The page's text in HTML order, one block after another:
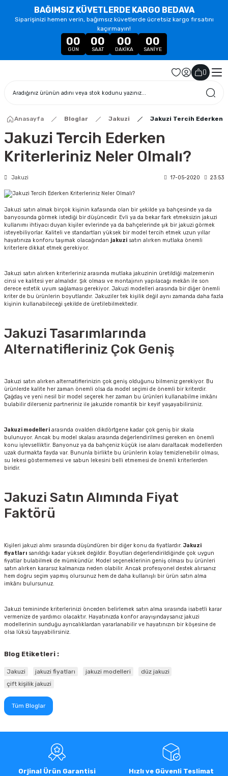
BAĞIMSIZ KÜVETLERDE KARGO BEDAVA
Siparişinizi hemen verin, bağımsız küvetlerde ücretsiz kargo fırsatını
kaçırmayın!
00
GÜN
00
SAAT
00
DAKIKA
00
SANIYE
()
Anasayfa Bloglar Jakuzi Jakuzi Tercih Ederken
Jakuzi Tercih Ederken
Kriterleriniz Neler Olmalı?
Jakuzi 17-05-2020 23:53
Jakuzi satın almak birçok kişinin kafasında olan bir şekilde ya bahçesinde ya da
banyosunda görmek istediği bir düşüncedir. Evli ya da bekar fark etmeksizin jakuzi
kullanımı ihtiyacı duyan kişiler evlerinde ya da bahçelerinde şık bir jakuzi görmek
isteyebiliyorlar. Kaliteli ve standartları yüksek bir model tercih etmek uzun yıllar
hayatınıza konforu taşımak olacağından jakuzi satın alırken mutlaka önemli
kriterlere dikkat etmek gerekiyor.
Jakuzi satın alırken kriterleriniz arasında mutlaka jakuzinin üretildiği malzemenin
cinsi ve kalitesi yer almalıdır. Şık olması ve montajının yapılacağı mekân ile son
derece estetik uyum sağlaması gerekiyor. Jakuzi modelleri arasında bir diğer önemli
kriter de bu ürünlerin boyutlarıdır. Jakuziler tek kişilik değil aynı zamanda daha fazla
kişinin kullanabileceği şekilde de üretilebilmektedir.
Jakuzi Tasarımlarında
Alternatifleriniz Çok Geniş
Jakuzi satın alırken alternatiflerinizin çok geniş olduğunu bilmeniz gerekiyor. Bu
ürünlerde kalite her zaman önemli olsa da model seçimi de önemli bir kriterdir.
Çağdaş ve yeni nesil bir model seçerek her zaman bu ürünleri kullanabilme imkânı
bulabilir dilerseniz partneriniz ile jakuzide romantik bir keyif yaşayabilirsiniz.
Jakuzi modelleri arasında ovalden dikdörtgene kadar çok geniş bir skala
bulunuyor. Ancak bu model skalası arasında değerlendirilmesi gereken en önemli
konu işlevselliktir. Banyonuz ya da bahçeniz küçük ise alanı daraltacak modellerden
uzak durmakta fayda var. Bununla birlikte bu ürünlerin kolay temizlenebilir olması,
su lekesi göstermemesi ve sabun lekesini belli etmemesi de önemli kriterlerden
biridir.
Jakuzi Satın Alımında Fiyat
Faktörü
Kişileri jakuzi alımı sırasında düşündüren bir diğer konu da fiyatlardır. Jakuzi
fiyatları sanıldığı kadar yüksek değildir. Boyutları değerlendirildiğinde çok uygun
fiyatlar bulabilmek de mümkündür. Model seçeneklerinin geniş olması bu ürünleri
satın alırken kararsız kalmanıza neden olabilir. Ancak profesyonel destek alırsanız
hem doğru seçim yapmış olursunuz hem de daha kullanışlı bir ürün satın alma
imkânı bulursunuz.
Jakuzi temininde kriterlerinizi önceden belirlemek satın alma sırasında isabetli karar
vermenize de yardımcı olacaktır. Hayatınızda konfor arayışındaysanız jakuzi
modellerinin sunduğu ayrıcalıklardan yararlanabilir ve hayatınızın bir köşesine de
olsa lüksü taşıyabilirsiniz.
Blog Etiketleri :
Jakuzi jakuzi fiyatları jakuzi modelleri
düz jakuzi
çift kişilik jakuzi
Tüm Bloglar
Orjinal Ürün Garantisi Hızlı ve Güvenli Teslimat